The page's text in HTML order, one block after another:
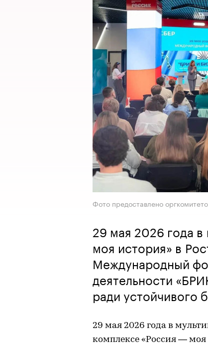
Фото предоставлено
29 мая 2026 года
моя история» в
Международный
деятельности
ради устойчивого
29 мая 2026 года в
комплексе «Россия —